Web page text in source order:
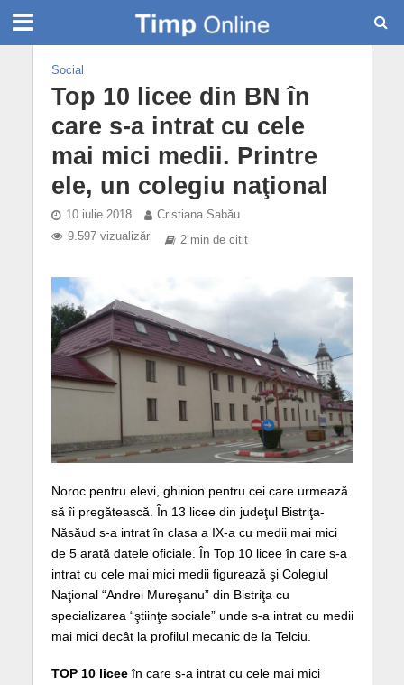
Social
Top 10 licee din BN în
care s-a intrat cu cele
mai mici medii. Printre
ele, un colegiu naţional
10 iulie 2018
Cristiana Sabău
9.597 vizualizări
2 min de citit
Noroc pentru elevi, ghinion pentru cei care urmează
să îi pregătească. În 13 licee din judeţul Bistriţa-
Năsăud s-a intrat în clasa a IX-a cu medii mai mici
de 5 arată datele oficiale. În Top 10 licee în care s-a
intrat cu cele mai mici medii figurează şi Colegiul
Naţional “Andrei Mureşanu” din Bistriţa cu
specializarea “ştiinţe sociale” unde s-a intrat cu medii
mai mici decât la profilul mecanic de la Telciu.
TOP 10 liceeîn care s-a intrat cu cele mai mici